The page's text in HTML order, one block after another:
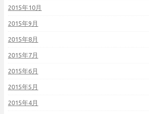
2015年10月
2015年9月
2015年8月
2015年7月
2015年6月
2015年5月
2015年4月